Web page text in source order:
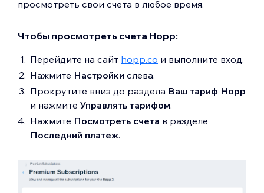
просмотреть свои счета в любое время.
Чтобы просмотреть счета Hopp:
Перейдите на сайт hopp.co и выполните вход.
Нажмите Настройки слева.
Прокрутите вниз до раздела Ваш тариф Hopp
и нажмите Управлять тарифом.
Нажмите Посмотреть счета в разделе
Последний платеж.